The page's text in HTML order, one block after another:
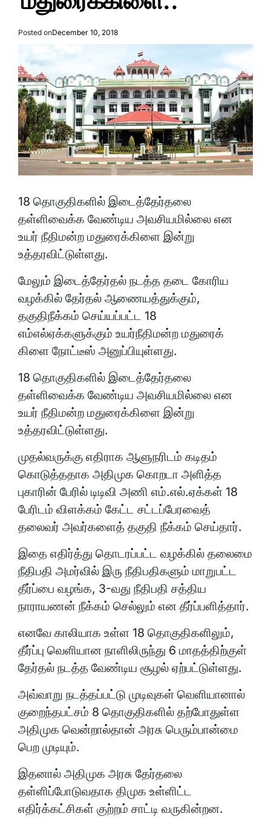
Posted onDecember 10, 2018
18 தொகுதிகளில் இடைத்தேர்தலை
தள்ளிவைக்க வேண்டிய அவசியமில்லை என
உயர் நீதிமன்ற மதுரைக்கிளை இன்று
உத்தரவிட்டுள்ளது.
மேலும் இடைத்தேர்தல் நடத்த தடை கோரிய
வழக்கில் தேர்தல் ஆணையத்துக்கும்,
தகுதிநீக்கம் செய்யப்பட்ட 18
எம்எல்ஏக்களுக்கும் உயர்நீதிமன்ற மதுரைக்
கிளை நோட்டீஸ் அனுப்பியுள்ளது.
18 தொகுதிகளில் இடைத்தேர்தலை
தள்ளிவைக்க வேண்டிய அவசியமில்லை என
உயர் நீதிமன்ற மதுரைக்கிளை இன்று
உத்தரவிட்டுள்ளது.
முதல்வருக்கு எதிராக ஆளுநரிடம் கடிதம்
கொடுத்ததாக அதிமுக கொறடா அளித்த
புகாரின் பேரில் டிடிவி அணி எம்.எல்.ஏக்கள் 18
பேரிடம் விளக்கம் கேட்ட சட்டப்பேரவைத்
தலைவர் அவர்களைத் தகுதி நீக்கம் செய்தார்.
இதை எதிர்த்து தொடரப்பட்ட வழக்கில் தலைமை
நீதிபதி அமர்வில் இரு நீதிபதிகளும் மாறுபட்ட
தீர்ப்பை வழங்க, 3-வது நீதிபதி சத்திய
நாராயணன் நீக்கம் செல்லும் என தீர்ப்பளித்தார்.
எனவே காலியாக உள்ள 18 தொகுதிகளிலும்,
தீர்ப்பு வெளியான நாளிலிருந்து 6 மாதத்திற்குள்
தேர்தல் நடத்த வேண்டிய சூழல் ஏற்பட்டுள்ளது.
அவ்வாறு நடத்தப்பட்டு முடிவுகள் வெளியானால்
குறைந்தபட்சம் 8 தொகுதிகளில் தற்போதுள்ள
அதிமுக வென்றால்தான் அரசு பெரும்பான்மை
பெற முடியும்.
இதனால் அதிமுக அரசு தேர்தலை
தள்ளிப்போடுவதாக திமுக உள்ளிட்ட
எதிர்க்கட்சிகள் குற்றம் சாட்டி வருகின்றன.